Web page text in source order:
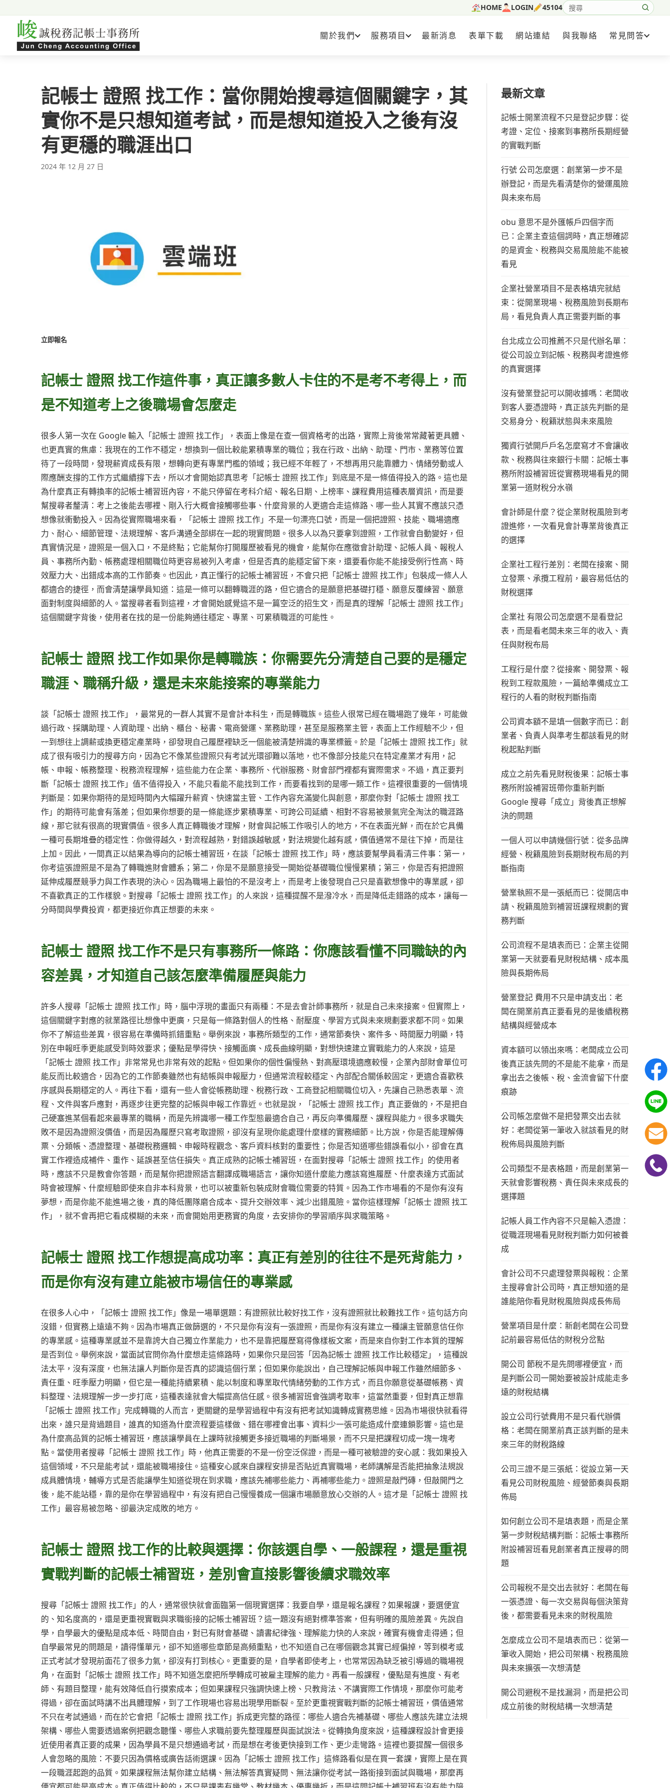
HOME LOGIN 45104
搜尋網站內容
關於我們
服務項目 最新消息 表單下載 網站連結 與我聯絡 常見問答
記帳士 證照 找工作：當你開始搜尋這個關鍵字，其
實你不是只想知道考試，而是想知道投入之後有沒
有更穩的職涯出口
2024 年 12 月 27 日
立即報名
記帳士 證照 找工作這件事，真正讓多數人卡住的不是考不考得上，而
是不知道考上之後職場會怎麼走
很多人第一次在 Google 輸入「記帳士 證照 找工作」，表面上像是在查一個資格考的出路，實際上背後常常藏著更具體、
也更真實的焦慮：我現在的工作不穩定，想換到一個比較能累積專業的職位；我在行政、出納、助理、門市、業務等位置
待了一段時間，發現薪資成長有限，想轉向更有專業門檻的領域；我已經不年輕了，不想再用只能靠體力、情緒勞動或人
際應酬支撐的工作方式繼續撐下去，所以才會開始認真思考「記帳士 證照 找工作」到底是不是一條值得投入的路。這也是
為什麼真正有轉換率的記帳士補習班內容，不能只停留在考科介紹、報名日期、上榜率、課程費用這種表層資訊，而是要
幫搜尋者釐清：考上之後能去哪裡、剛入行大概會接觸哪些事、什麼背景的人更適合走這條路、哪一些人其實不應該只憑
想像就衝動投入。因為從實際職場來看，「記帳士 證照 找工作」不是一句漂亮口號，而是一個把證照、技能、職場適應
力、耐心、細節管理、法規理解、客戶溝通全部綁在一起的現實問題。很多人以為只要拿到證照，工作就會自動變好，但
真實情況是，證照是一個入口，不是終點；它能幫你打開履歷被看見的機會，能幫你在應徵會計助理、記帳人員、報稅人
員、事務所內勤、帳務處理相關職位時更容易被列入考慮，但是否真的能穩定留下來，還要看你能不能接受例行性高、時
效壓力大、出錯成本高的工作節奏。也因此，真正懂行的記帳士補習班，不會只把「記帳士 證照 找工作」包裝成一條人人
都適合的捷徑，而會清楚讓學員知道：這是一條可以翻轉職涯的路，但它適合的是願意把基礎打穩、願意反覆練習、願意
面對制度與細節的人。當搜尋者看到這裡，才會開始感覺這不是一篇空泛的招生文，而是真的理解「記帳士 證照 找工作」
這個關鍵字背後，使用者在找的是一份能夠通往穩定、專業、可累積職涯的可能性。
記帳士 證照 找工作如果你是轉職族：你需要先分清楚自己要的是穩定
職涯、職稱升級，還是未來能接案的專業能力
談「記帳士 證照 找工作」，最常見的一群人其實不是會計本科生，而是轉職族。這些人很常已經在職場跑了幾年，可能做
過行政、採購助理、人資助理、出納、櫃台、秘書、電商營運、業務助理，甚至是服務業主管，表面上工作經驗不少，但
一到想往上調薪或換更穩定產業時，卻發現自己履歷裡缺乏一個能被清楚辨識的專業標籤。於是「記帳士 證照 找工作」就
成了很有吸引力的搜尋方向，因為它不像某些證照只有考試光環卻難以落地，也不像部分技能只在特定產業才有用，記
帳、申報、帳務整理、稅務流程理解，這些能力在企業、事務所、代辦服務、財會部門裡都有實際需求。不過，真正要判
斷「記帳士 證照 找工作」值不值得投入，不能只看能不能找到工作，而要看找到的是哪一類工作。這裡很重要的一個情境
判斷是：如果你期待的是短時間內大幅躍升薪資、快速當主管、工作內容充滿變化與創意，那麼你對「記帳士 證照 找工
作」的期待可能會有落差；但如果你想要的是一條能逐步累積專業、可跨公司延續、相對不容易被景氣完全淘汰的職涯路
線，那它就有很高的現實價值。很多人真正轉職後才理解，財會與記帳工作吸引人的地方，不在表面光鮮，而在於它具備
一種可長期堆疊的穩定性：你做得越久，對流程越熟，對錯誤越敏感，對法規變化越有感，價值通常不是往下掉，而是往
上加。因此，一間真正以結果為導向的記帳士補習班，在談「記帳士 證照 找工作」時，應該要幫學員看清三件事：第一，
你考這張證照是不是為了轉職進財會體系；第二，你是不是願意接受一開始從基礎職位慢慢累積；第三，你是否有把證照
延伸成履歷競爭力與工作表現的決心。因為職場上最怕的不是沒考上，而是考上後發現自己只是喜歡想像中的專業感，卻
不喜歡真正的工作樣貌。對搜尋「記帳士 證照 找工作」的人來說，這種提醒不是潑冷水，而是降低走錯路的成本，讓每一
分時間與學費投資，都更接近你真正想要的未來。
記帳士 證照 找工作不是只有事務所一條路：你應該看懂不同職缺的內
容差異，才知道自己該怎麼準備履歷與能力
許多人搜尋「記帳士 證照 找工作」時，腦中浮現的畫面只有兩種：不是去會計師事務所，就是自己未來接案。但實際上，
這個關鍵字對應的就業路徑比想像中更廣，只是每一條路對個人的性格、耐壓度、學習方式與未來規劃要求都不同。如果
你不了解這些差異，很容易在準備時抓錯重點。舉例來說，事務所類型的工作，通常節奏快、案件多、時間壓力明顯，特
別在申報旺季更能感受到時效要求；優點是學得快、接觸面廣、成長曲線明顯，對想快速建立實戰能力的人來說，這是
「記帳士 證照 找工作」非常常見也非常有效的起點。但如果你的個性偏慢熱、對高壓環境適應較慢，企業內部財會單位可
能反而比較適合，因為它的工作節奏雖然也有結帳與申報壓力，但通常流程較穩定、內部配合關係較固定，更適合喜歡秩
序感與長期穩定的人。再往下看，還有一些人會從帳務助理、稅務行政、工商登記相關職位切入，先讓自己熟悉表單、流
程、文件與客戶應對，再逐步往更完整的記帳與申報工作靠近。也就是說，「記帳士 證照 找工作」真正要做的，不是把自
己硬塞進某個看起來最專業的職稱，而是先辨識哪一種工作型態最適合自己，再反向準備履歷、課程與能力。很多求職失
敗不是因為證照沒價值，而是因為履歷只寫考取證照，卻沒有呈現你能處理什麼樣的實務細節。比方說，你是否能理解傳
票、分類帳、憑證整理、基礎稅務邏輯、申報時程觀念、客戶資料核對的重要性；你是否知道哪些錯誤看似小，卻會在真
實工作裡造成補件、重作、延誤甚至信任損失。真正成熟的記帳士補習班，在面對搜尋「記帳士 證照 找工作」的使用者
時，應該不只是教會你答題，而是幫你把證照語言翻譯成職場語言，讓你知道什麼能力應該寫進履歷、什麼表達方式面試
時會被理解、什麼經驗即使來自非本科背景，也可以被重新包裝成財會職位需要的特質。因為工作市場看的不是你有沒有
夢想，而是你能不能進場之後，真的降低團隊磨合成本、提升交辦效率、減少出錯風險。當你這樣理解「記帳士 證照 找工
作」，就不會再把它看成模糊的未來，而會開始用更務實的角度，去安排你的學習順序與求職策略。
記帳士 證照 找工作想提高成功率：真正有差別的往往不是死背能力，
而是你有沒有建立能被市場信任的專業感
在很多人心中，「記帳士 證照 找工作」像是一場單選題：有證照就比較好找工作，沒有證照就比較難找工作。這句話方向
沒錯，但實務上遠遠不夠。因為市場真正做篩選的，不只是你有沒有一張證照，而是你有沒有建立一種讓主管願意信任你
的專業感。這種專業感並不是靠誇大自己獨立作業能力，也不是靠把履歷寫得像樣板文案，而是來自你對工作本質的理解
是否到位。舉例來說，當面試官問你為什麼想走這條路時，如果你只是回答「因為記帳士 證照 找工作比較穩定」，這種說
法太平，沒有深度，也無法讓人判斷你是否真的認識這個行業；但如果你能說出，自己理解記帳與申報工作雖然細節多、
責任重、旺季壓力明顯，但它是一種能持續累積、能以制度和專業取代情緒勞動的工作方式，而且你願意從基礎帳務、資
料整理、法規理解一步一步打底，這種表達就會大幅提高信任感。很多補習班會強調考取率，這當然重要，但對真正想靠
「記帳士 證照 找工作」完成轉職的人而言，更關鍵的是學習過程中有沒有把考試知識轉成實務思維。因為市場很快就看得
出來，誰只是背過題目，誰真的知道為什麼流程要這樣做、錯在哪裡會出事、資料少一張可能造成什麼連鎖影響。這也是
為什麼高品質的記帳士補習班，應該讓學員在上課時就接觸更多接近職場的判斷場景，而不只是把課程切成一塊一塊考
點。當使用者搜尋「記帳士 證照 找工作」時，他真正需要的不是一份空泛保證，而是一種可被驗證的安心感：我如果投入
這個領域，不只是能考試，還能被職場接住。這種安心感來自課程安排是否貼近真實職場，老師講解是否能把抽象法規說
成具體情境，輔導方式是否能讓學生知道從現在到求職，應該先補哪些能力、再補哪些能力。證照是敲門磚，但敲開門之
後，能不能站穩，靠的是你在學習過程中，有沒有把自己慢慢養成一個讓市場願意放心交辦的人。這才是「記帳士 證照 找
工作」最容易被忽略、卻最決定成敗的地方。
記帳士 證照 找工作的比較與選擇：你該選自學、一般課程，還是重視
實戰判斷的記帳士補習班，差別會直接影響後續求職效率
搜尋「記帳士 證照 找工作」的人，通常很快就會面臨第一個現實選擇：我要自學，還是報名課程？如果報課，要選便宜
的、知名度高的，還是更重視實戰與求職銜接的記帳士補習班？這一題沒有絕對標準答案，但有明確的風險差異。先說自
學，自學最大的優點是成本低、時間自由，對已有財會基礎、讀書紀律強、理解能力快的人來說，確實有機會走得通；但
自學最常見的問題是，讀得懂單元，卻不知道哪些章節是高頻重點，也不知道自己在哪個觀念其實已經偏掉，等到模考或
正式考試才發現前面花了很多力氣，卻沒有打到核心。更重要的是，自學者即使考上，也常常因為缺乏被引導過的職場視
角，在面對「記帳士 證照 找工作」時不知道怎麼把所學轉成可被雇主理解的能力。再看一般課程，優點是有進度、有老
師、有題目整理，能有效降低自行摸索成本；但如果課程只強調快速上榜、只教背法、不講實際工作情境，那麼你可能考
得過，卻在面試時講不出具體理解，到了工作現場也容易出現學用斷裂。至於更重視實戰判斷的記帳士補習班，價值通常
不只在考試通過，而在於它會把「記帳士 證照 找工作」拆成更完整的路徑：哪些人適合先補基礎、哪些人應該先建立法規
架構、哪些人需要透過案例把觀念聽懂、哪些人求職前要先整理履歷與面試說法。從轉換角度來說，這種課程設計會更接
近使用者真正要的成果，因為學員不是只想通過考試，而是想在考後更快接到工作、更少走彎路。這裡也要提醒一個很多
人會忽略的風險：不要只因為價格或廣告話術選課。因為「記帳士 證照 找工作」這條路看似是在買一套課，實際上是在買
一段職涯起跑的品質。如果課程無法幫你建立結構、無法解答真實疑問、無法讓你從考試一路銜接到面試與職場，那麼再
最新文章
記帳士開業流程不只是登記步驟：從
考證、定位、接案到事務所長期經營
的實戰判斷
行號 公司怎麼選：創業第一步不是
辦登記，而是先看清楚你的營運風險
與未來布局
obu 意思不是外匯帳戶四個字而
已：企業主查這個詞時，真正想確認
的是資金、稅務與交易風險能不能被
看見
企業社營業項目不是表格填完就結
束：從開業現場、稅務風險到長期布
局，看見負責人真正需要判斷的事
台北成立公司推薦不只是代辦名單：
從公司設立到記帳、稅務與考證進修
的真實選擇
沒有營業登記可以開收據嗎：老闆收
到客人要憑證時，真正該先判斷的是
交易身分、稅籍狀態與未來風險
獨資行號開戶戶名怎麼寫才不會讓收
款、稅務與往來銀行卡關：記帳士事
務所附設補習班從實務現場看見的開
業第一道財稅分水嶺
會計師是什麼？從企業財稅風險到考
證進修，一次看見會計專業背後真正
的選擇
企業社工程行差別：老闆在接案、開
立發票、承攬工程前，最容易低估的
財稅選擇
企業社 有限公司怎麼選不是看登記
表，而是看老闆未來三年的收入、責
任與財稅布局
工程行是什麼？從接案、開發票、報
稅到工程款風險，一篇給準備成立工
程行的人看的財稅判斷指南
公司資本額不是填一個數字而已：創
業者、負責人與準考生都該看見的財
稅起點判斷
成立之前先看見財稅後果：記帳士事
務所附設補習班帶你重新判斷
Google 搜尋「成立」背後真正想解
決的問題
一個人可以申請幾個行號：從多品牌
經營、稅籍風險到長期財稅布局的判
斷指南
營業執照不是一張紙而已：從開店申
請、稅籍風險到補習班課程規劃的實
務判斷
公司流程不是填表而已：企業主從開
業第一天就要看見財稅結構、成本風
險與長期佈局
營業登記 費用不只是申請支出：老
闆在開業前真正要看見的是後續稅務
結構與經營成本
資本額可以領出來嗎：老闆成立公司
後真正該先問的不是能不能拿，而是
拿出去之後帳、稅、金流會留下什麼
痕跡
公司帳怎麼做不是把發票交出去就
好：老闆從第一筆收入就該看見的財
稅佈局與風險判斷
公司類型不是表格題，而是創業第一
天就會影響稅務、責任與未來成長的
選擇題
記帳人員工作內容不只是輸入憑證：
從職涯現場看見財稅判斷力如何被養
成
會計公司不只處理發票與報稅：企業
主搜尋會計公司時，真正想知道的是
誰能陪你看見財稅風險與成長佈局
營業項目是什麼：新創老闆在公司登
記前最容易低估的財稅分岔點
開公司 節稅不是先問哪裡便宜，而
是判斷公司一開始要被設計成能走多
遠的財稅結構
設立公司行號費用不是只看代辦價
格：老闆在開業前真正該判斷的是未
來三年的財稅路線
公司三證不是三張紙：從設立第一天
看見公司財稅風險、經營節奏與長期
佈局
如何創立公司不是填表題，而是企業
第一步財稅結構判斷：記帳士事務所
附設補習班看見創業者真正搜尋的問
題
公司報稅不是交出去就好：老闆在每
一張憑證、每一次交易與每個決策背
後，都需要看見未來的財稅風險
怎麼成立公司不是填表而已：從第一
筆收入開始，把公司架構、稅務風險
與未來擴張一次想清楚
開公司避稅不是找漏洞，而是把公司
成立前後的財稅結構一次想清楚